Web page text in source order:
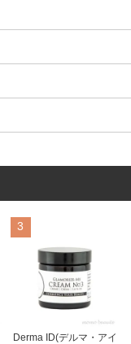
3
Derma ID(デルマ・アイ